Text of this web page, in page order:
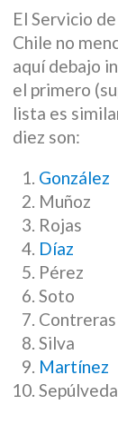
El Servicio
Chile no
aquí debajo
el primero
lista es
diez son:
González
Muñoz
Rojas
Díaz
Pérez
Soto
Contreras
Silva
Martínez
Sepúlveda